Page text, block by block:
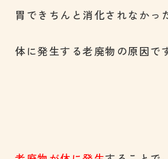
胃できちんと消化されなかっ
体に発生する老廃物の原因で